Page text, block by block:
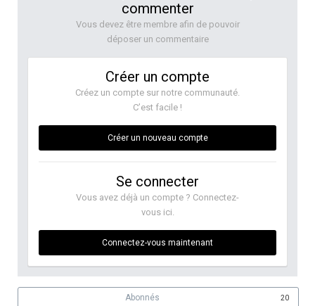
commenter
Vous devez être membre afin de pouvoir
déposer un commentaire
Créer un compte
Créez un compte sur notre communauté.
C’est facile !
Créer un nouveau compte
Se connecter
Vous avez déjà un compte ? Connectez-
vous ici.
Connectez-vous maintenant
Abonnés 20